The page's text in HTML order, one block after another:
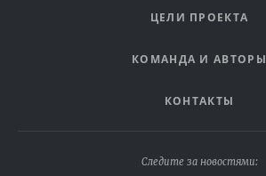
ЦЕЛИ ПРОЕКТА
КОМАНДА И АВТОРЫ
КОНТАКТЫ
Следите за новостями: